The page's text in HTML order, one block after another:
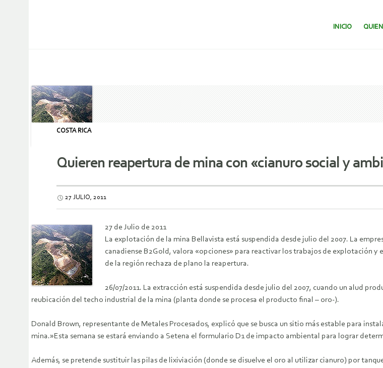
SALTAR AL
INICIO
COSTA RICA
Quieren reapertura de mina con «cianuro social y
27 JULIO, 2011
27 de Julio de 2011
La explotación de la mina Bellavista está suspendida desde julio del 2007. La
canadiense B2Gold, valora «opciones» para reactivar los trabajos de explotación
de la región rechaza de plano la reapertura.
26/07/2011. La extracción está suspendida desde julio del 2007, cuando un alud
reubicación del techo industrial de la mina (planta donde se procesa el producto final – oro-).
Donald Brown, representante de Metales Procesados, explicó que se busca un sitio más estable para
mina.»Esta semana se estará enviando a Setena el formulario D1 de impacto ambiental para lograr
Además, se pretende sustituir las pilas de lixiviación (donde se disuelve el oro al utilizar cianuro) por